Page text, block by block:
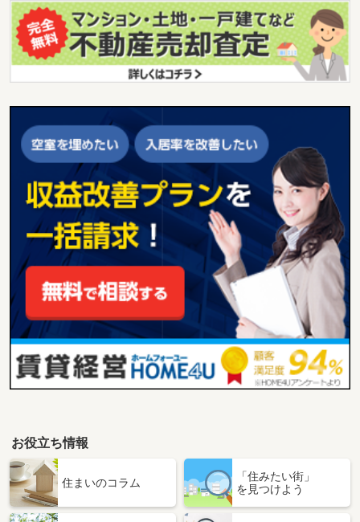
お役立ち情報
住まいのコラム
「住みたい街」
を見つけよう